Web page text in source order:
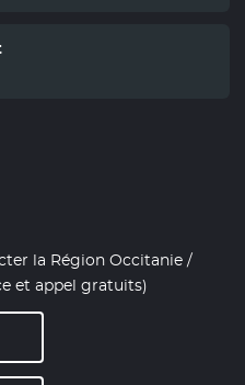
la Région Occitanie /
et appel gratuits)